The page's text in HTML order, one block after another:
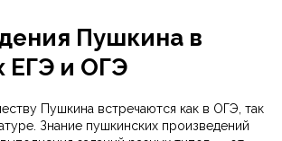
Пушкина в
ЕГЭ и ОГЭ
Пушкина встречаются как в ОГЭ, так
Знание пушкинских произведений